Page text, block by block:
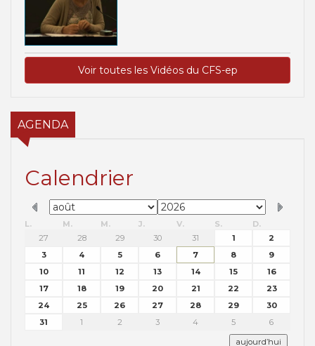
Voir toutes les Vidéos du CFS-ep
AGENDA
Calendrier
L. M. M. J. V. S.
D.
27
28 29 30 31 1
2
3
4 5 6 7 8
9
10
11 12 13 14 15
16
17
18 19 20 21 22
23
24
25 26 27 28 29
30
31
1 2 3 4 5 6
aujourd’hui